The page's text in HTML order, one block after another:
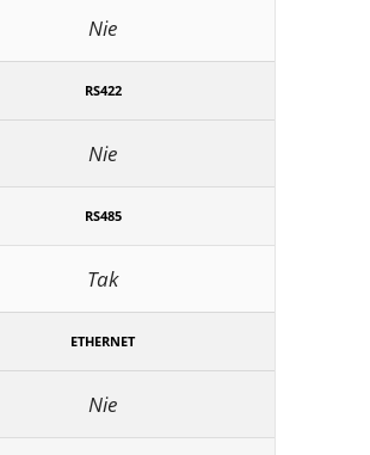
Nie
RS422
Nie
RS485
Tak
ETHERNET
Nie